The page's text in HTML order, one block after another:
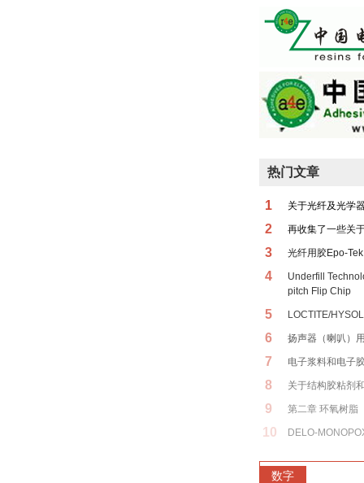
热门文章
1 关于光纤及光学
2 再收集了一些关
3 光纤用胶Epo-
4
Underfill
pitch Flip Chip
5 LOCTITE/
6 扬声器（喇叭）
7 电子浆料和电子
8 关于结构胶粘剂
9 第二章 环氧树脂
10 DELO-
数字